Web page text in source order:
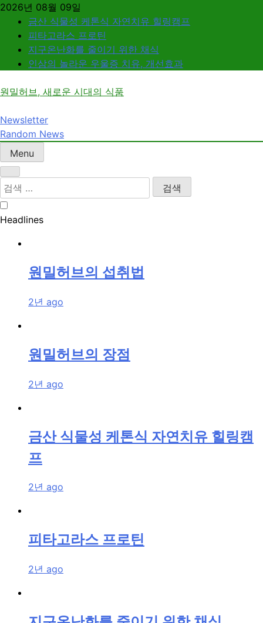
Skip
content
2026년 08월 09일
금산 식물성 케톤식 자연치유 힐링캠프
피타고라스 프로틴
지구온난화를 줄이기 위한 채식
인삼의 놀라운 우울증 치유, 개선효과
원밀허브, 새로운 시대의 식품
Newsletter
Random News
Menu
검
색:
Headlines
원밀허브의 섭취법
2년 ago
원밀허브의 장점
2년 ago
금산 식물성 케톤식 자연치유 힐링캠
프
2년 ago
피타고라스 프로틴
2년 ago